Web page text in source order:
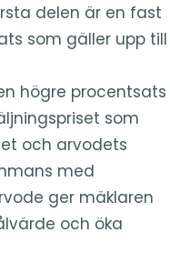
delen är en fast
som gäller upp till
högre procentsats
som
och arvodets
med
ger mäklaren
och öka